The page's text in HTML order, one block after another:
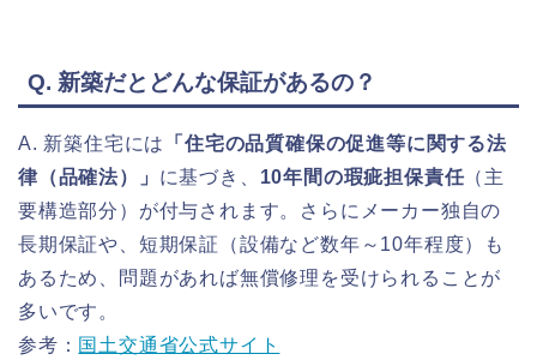
Q. 新築だとどんな保証があるの？
A. 新築住宅には
「住宅の品質確保の促進等に関する法
律（品確法）」 に基づき、 10年間の瑕疵担保責任（主
要構造部分）が付与されます。さらにメーカー独自の
長期保証や、短期保証（設備など数年～10年程度）も
あるため、問題があれば無償修理を受けられることが
多いです。
参考： 国土交通省公式サイト